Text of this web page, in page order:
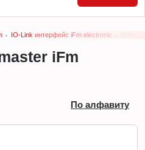
IO-Link интерфейс iFm electronic
iFm
По алфавиту